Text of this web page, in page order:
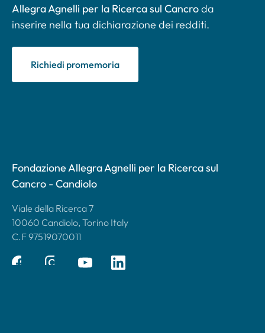
Allegra Agnelli per la Ricerca sul Cancroda
inserire nella tua dichiarazione dei redditi.
Richiedi promemoria
Fondazione Allegra Agnelli per la Ricerca sul
Cancro - Candiolo
Viale della Ricerca 7
10060 Candiolo, Torino Italy
C.F 97519070011